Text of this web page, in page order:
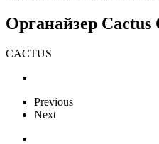
Органайзер
CACTUS
Previous
Next